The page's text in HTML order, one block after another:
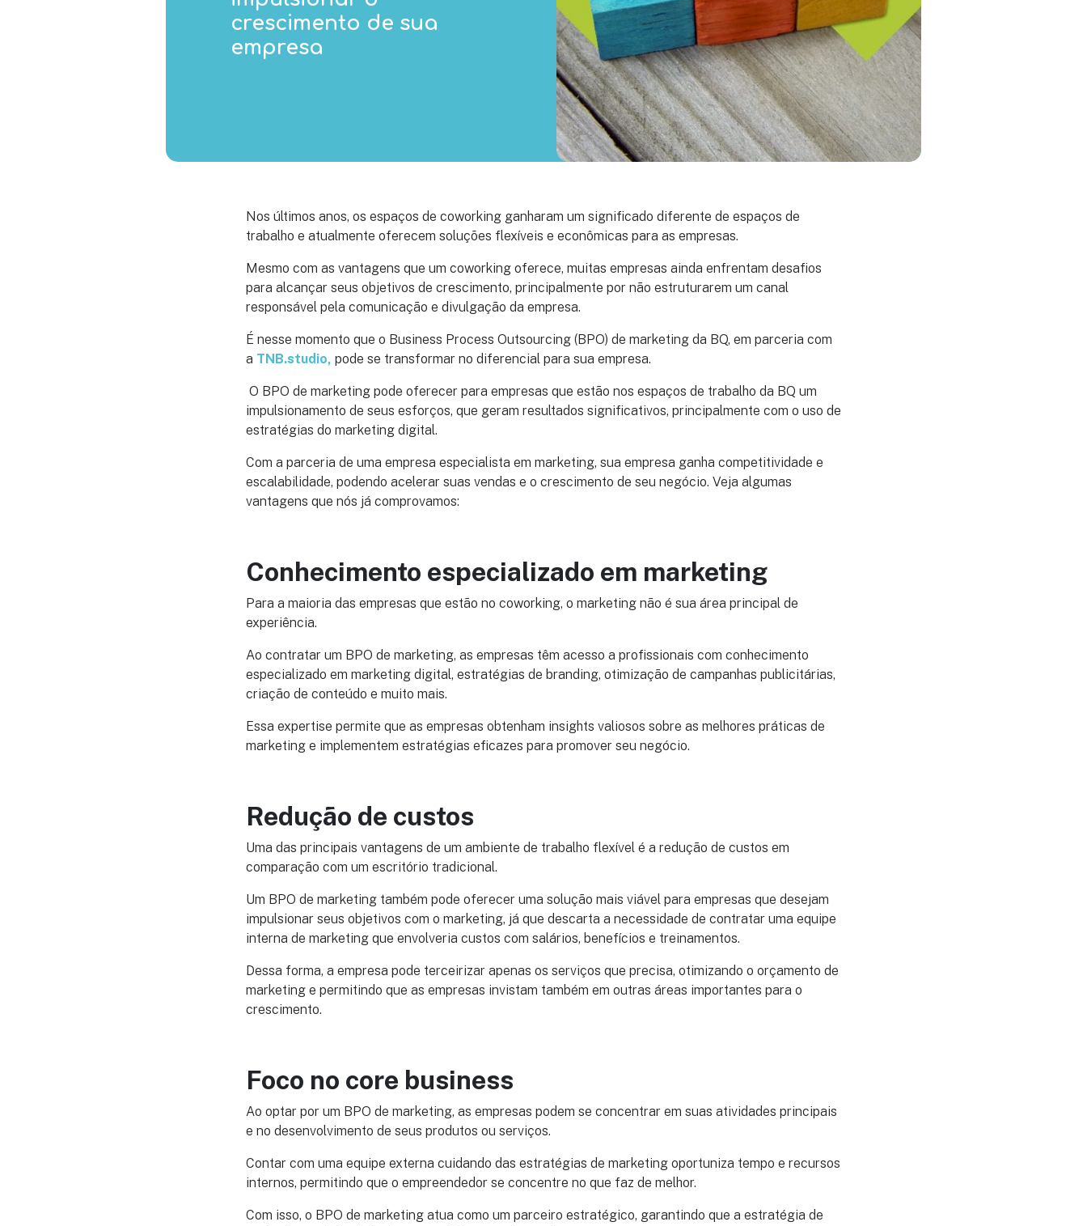
crescimento de sua
empresa
Nos últimos anos, os espaços de coworking ganharam um significado diferente de espaços de
trabalho e atualmente oferecem soluções flexíveis e econômicas para as empresas.
Mesmo com as vantagens que um coworking oferece, muitas empresas ainda enfrentam desafios
para alcançar seus objetivos de crescimento, principalmente por não estruturarem um canal
responsável pela comunicação e divulgação da empresa.
É nesse momento que o Business Process Outsourcing (BPO) de marketing da BQ, em parceria com
a TNB.studio, pode se transformar no diferencial para sua empresa.
O BPO de marketing pode oferecer para empresas que estão nos espaços de trabalho da BQ um
impulsionamento de seus esforços, que geram resultados significativos, principalmente com o uso de
estratégias do marketing digital.
Com a parceria de uma empresa especialista em marketing, sua empresa ganha competitividade e
escalabilidade, podendo acelerar suas vendas e o crescimento de seu negócio. Veja algumas
vantagens que nós já comprovamos:
Conhecimento especializado em marketing
Para a maioria das empresas que estão no coworking, o marketing não é sua área principal de
experiência.
Ao contratar um BPO de marketing, as empresas têm acesso a profissionais com conhecimento
especializado em marketing digital, estratégias de branding, otimização de campanhas publicitárias,
criação de conteúdo e muito mais.
Essa expertise permite que as empresas obtenham insights valiosos sobre as melhores práticas de
marketing e implementem estratégias eficazes para promover seu negócio.
Redução de custos
Uma das principais vantagens de um ambiente de trabalho flexível é a redução de custos em
comparação com um escritório tradicional.
Um BPO de marketing também pode oferecer uma solução mais viável para empresas que desejam
impulsionar seus objetivos com o marketing, já que descarta a necessidade de contratar uma equipe
interna de marketing que envolveria custos com salários, benefícios e treinamentos.
Dessa forma, a empresa pode terceirizar apenas os serviços que precisa, otimizando o orçamento de
marketing e permitindo que as empresas invistam também em outras áreas importantes para o
crescimento.
Foco no core business
Ao optar por um BPO de marketing, as empresas podem se concentrar em suas atividades principais
e no desenvolvimento de seus produtos ou serviços.
Contar com uma equipe externa cuidando das estratégias de marketing oportuniza tempo e recursos
internos, permitindo que o empreendedor se concentre no que faz de melhor.
Com isso, o BPO de marketing atua como um parceiro estratégico, garantindo que a estratégia de